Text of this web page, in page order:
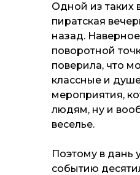
Одной из таких
пиратская
назад.
поворотной
поверила, что
классные и
мероприятия,
людям, ну и
веселье.
Поэтому в дань
событию